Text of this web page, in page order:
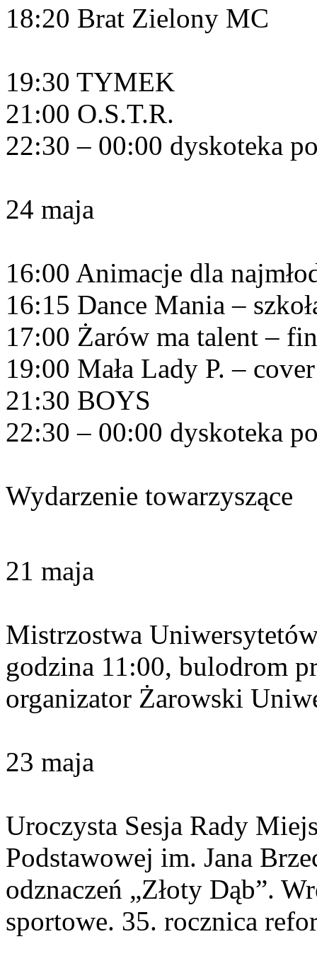
18:20 Brat Zielony MC
19:30 TYMEK
21:00 O.S.T.R.
22:30 – 00:00 dyskoteka
24 maja
16:00 Animacje dla
16:15 Dance Mania –
17:00 Żarów ma talent –
19:00 Mała Lady P. –
21:30 BOYS
22:30 – 00:00 dyskoteka
Wydarzenie towarzyszące
21 maja
Mistrzostwa
godzina 11:00, bulodrom
organizator Żarowski
23 maja
Uroczysta Sesja Rady
Podstawowej im. Jana
odznaczeń „Złoty Dąb”.
sportowe. 35. rocznica